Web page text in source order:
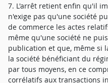
7. L'arrêt retient enfin qu'il
n'exige pas qu'une société
de commerce les actes
même qu'une société ne
publication et que, même si
la société bénéficiant du
par tous moyens, en ce
corrélatifs aux transactions